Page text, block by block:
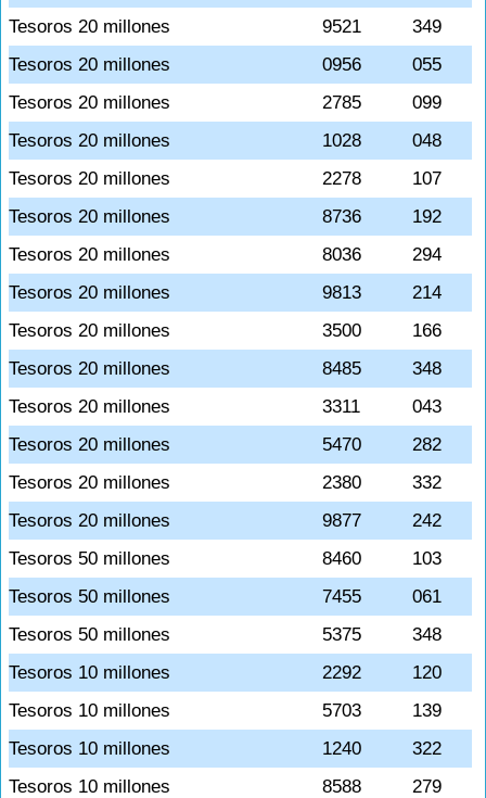
Tesoros 20 millones
9521
349
Tesoros 20 millones
0956
055
Tesoros 20 millones
2785
099
Tesoros 20 millones
1028
048
Tesoros 20 millones
2278
107
Tesoros 20 millones
8736
192
Tesoros 20 millones
8036
294
Tesoros 20 millones
9813
214
Tesoros 20 millones
3500
166
Tesoros 20 millones
8485
348
Tesoros 20 millones
3311
043
Tesoros 20 millones
5470
282
Tesoros 20 millones
2380
332
Tesoros 20 millones
9877
242
Tesoros 50 millones
8460
103
Tesoros 50 millones
7455
061
Tesoros 50 millones
5375
348
Tesoros 10 millones
2292
120
Tesoros 10 millones
5703
139
Tesoros 10 millones
1240
322
Tesoros 10 millones
8588
279